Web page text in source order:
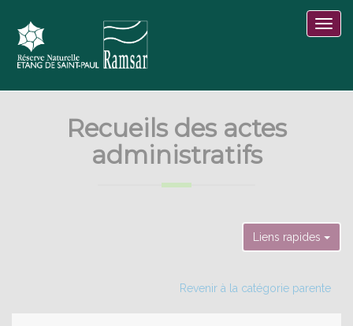
Recueils des actes
administratifs
Liens rapides
Revenir à la catégorie parente